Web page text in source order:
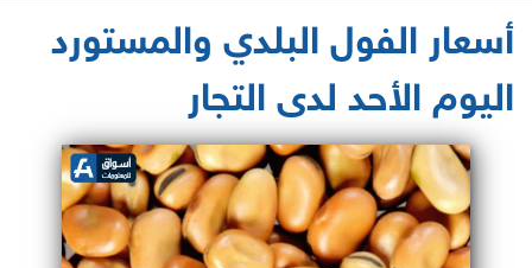
أسعار الفول البلدي والمستورد
اليوم الأحد لدى التجار